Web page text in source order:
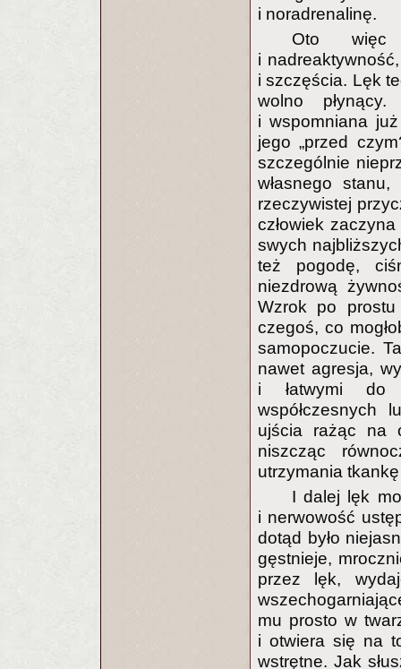
i noradrenalinę.
Oto więc
i
i szczęścia. Lęk
wolno płynący.
i wspomniana
jego „przed
szczególnie
własnego
rzeczywistej
człowiek
swych
też pogodę,
niezdrową
Wzrok po
czegoś, co
samopoczucie.
nawet agresja,
i łatwymi do
współczesnych
ujścia rażąc na
niszcząc
utrzymania
I dalej lęk
i nerwowość
dotąd było
gęstnieje,
przez lęk,
mu prosto w
i otwiera się na
wstrętne. Jak